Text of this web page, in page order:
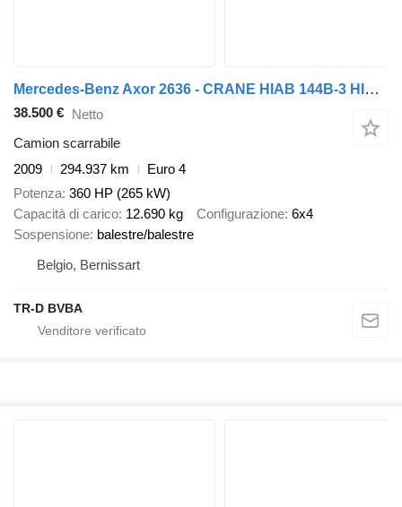
Mercedes-Benz Axor 2636 - CRANE HIAB 144B-3 HIDUO - HOOKSYSTEM 6X4
38.500 € Netto
Camion scarrabile
2009
294.937 km
Euro 4
Potenza 360 HP (265 kW)
Capacità di carico 12.690 kg Configurazione 6x4
Sospensione balestre/balestre
Belgio, Bernissart
TR-D BVBA